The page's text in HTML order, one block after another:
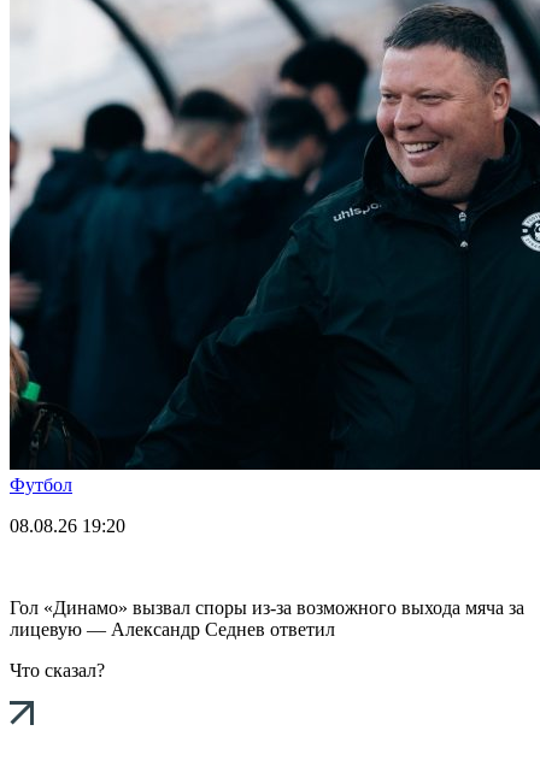
Футбол
08.08.26 19:20
Гол «Динамо» вызвал споры из-за возможного выхода мяча за
лицевую — Александр Седнев ответил
Что сказал?